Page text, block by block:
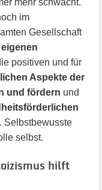
im
Gesellschaft
positiven und für
Aspekte der
und fördern und
. Selbstbewusste
selbst.
hilft